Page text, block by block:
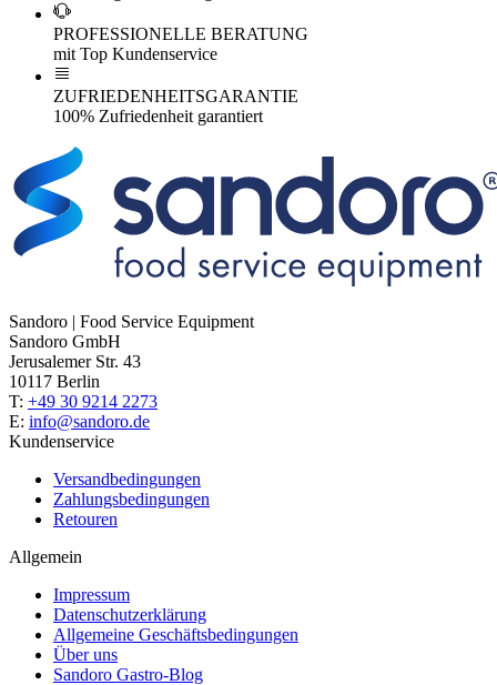
PROFESSIONELLE BERATUNG
mit Top Kundenservice
ZUFRIEDENHEITSGARANTIE
100% Zufriedenheit garantiert
Sandoro | Food Service Equipment
Sandoro GmbH
Jerusalemer Str. 43
10117 Berlin
T: +49 30 9214 2273
E: info@sandoro.de
Kundenservice
Versandbedingungen
Zahlungsbedingungen
Retouren
Allgemein
Impressum
Datenschutzerklärung
Allgemeine Geschäftsbedingungen
Über uns
Sandoro Gastro-Blog